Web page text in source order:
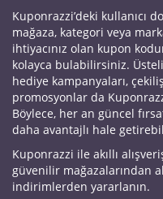
Kuponrazzi’deki kullanıcı
mağaza, kategori veya
ihtiyacınız olan kupon
kolayca bulabilirsiniz.
hediye kampanyaları,
promosyonlar da
Böylece, her an güncel
daha avantajlı hale
Kuponrazzi ile akıllı
güvenilir mağazalarından
indirimlerden yararlanın.